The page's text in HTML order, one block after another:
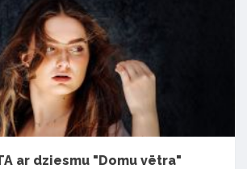
ar dziesmu "Domu vētra"